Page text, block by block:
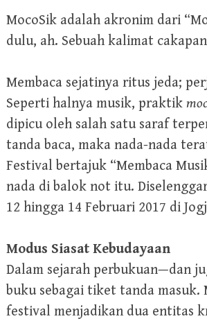
MocoSik adalah akronim dari
dulu, ah. Sebuah kalimat
Membaca sejatinya ritus jeda;
Seperti halnya musik, praktik
dipicu oleh salah satu saraf
tanda baca, maka nada-nada
Festival bertajuk “Membaca
nada di balok not itu.
12 hingga 14 Februari 2017 di
Modus Siasat Kebudayaan
Dalam sejarah perbukuan—dan
buku sebagai tiket tanda masuk.
festival menjadikan dua entitas